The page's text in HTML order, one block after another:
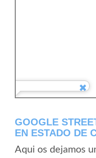
GOOGLE
EN ESTADO DE
Aqui os dejamos